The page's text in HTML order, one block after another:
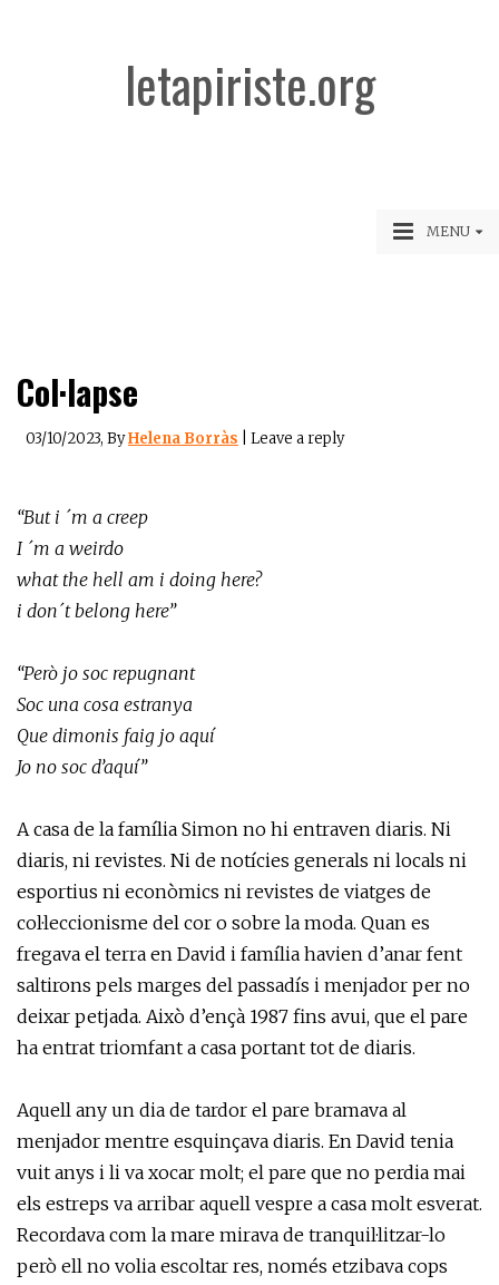
letapiriste.org
MENU
Col·lapse
03/10/2023, ByHelena Borràs Leave a reply
“But i ´m a creep
I ´m a weirdo
what the hell am i doing here?
i don´t belong here”
“Però jo soc repugnant
Soc una cosa estranya
Que dimonis faig jo aquí
Jo no soc d’aquí”
A casa de la família Simon no hi entraven diaris. Ni
diaris, ni revistes. Ni de notícies generals ni locals ni
esportius ni econòmics ni revistes de viatges de
col·leccionisme del cor o sobre la moda. Quan es
fregava el terra en David i família havien d’anar fent
saltirons pels marges del passadís i menjador per no
deixar petjada. Això d’ençà 1987 fins avui, que el pare
ha entrat triomfant a casa portant tot de diaris.
Aquell any un dia de tardor el pare bramava al
menjador mentre esquinçava diaris. En David tenia
vuit anys i li va xocar molt; el pare que no perdia mai
els estreps va arribar aquell vespre a casa molt esverat.
Recordava com la mare mirava de tranquil·litzar-lo
però ell no volia escoltar res, només etzibava cops